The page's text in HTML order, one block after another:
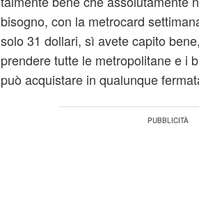
bisogno, con la metrocard
solo 31 dollari, sì avete capito
prendere tutte le metropolitane e i
può acquistare in qualunque